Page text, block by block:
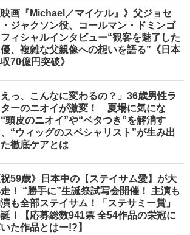
映画『Michael／マイケル』》父ジョセ
ジャクソン役、コールマン・ドミンゴ
ィシャルインタビュー“観客を魅了した
、複雑な父親像への想いを語る”《日本
70億円突破》
えっ、こんなに変わるの？」36歳男性ラ
ーのニオイが激変！ 夏場に気にな
頭皮のニオイ”や“ベタつき”を解消す
“ウィッグのスペシャリスト”が生み出
た徹底ケアとは
祝59歳》日本中の【ステイサム愛】が大
！ “勝手に”生誕祭試写会開催！ 主演も
も全部ステイサム！「ステサミー賞」
！【応募総数941票 全54作品の栄冠に
た作品とはー!?】